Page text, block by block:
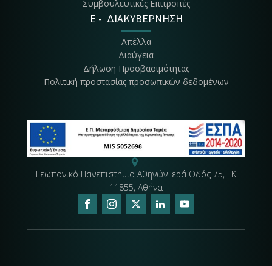
Συμβουλευτικές Επιτροπές
E - ΔΙΑΚΥΒΕΡΝΗΣΗ
Απέλλα
Διαύγεια
Δήλωση Προσβασιμότητας
Πολιτική προστασίας προσωπικών δεδομένων
Γεωπονικό Πανεπιστήμιο Αθηνών Ιερά Οδός 75, ΤΚ
11855, Αθήνα